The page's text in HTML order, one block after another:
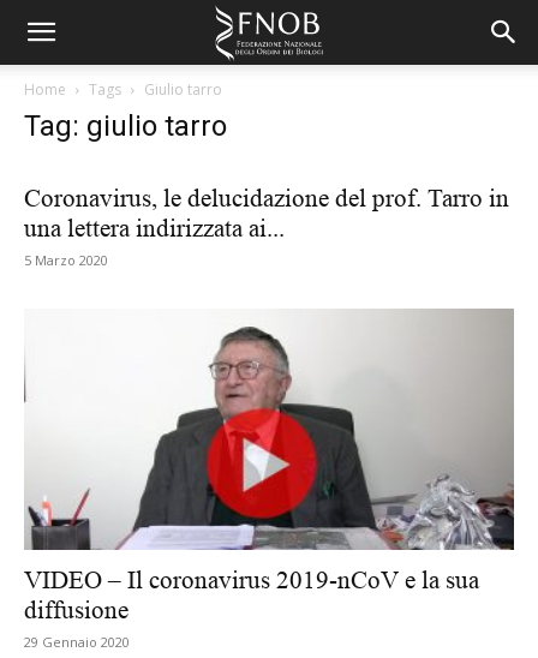
Home Tags Giulio tarro
Tag: giulio tarro
Coronavirus, le delucidazione del prof. Tarro in
una lettera indirizzata ai...
5 Marzo 2020
VIDEO – Il coronavirus 2019-nCoV e la sua
diffusione
29 Gennaio 2020